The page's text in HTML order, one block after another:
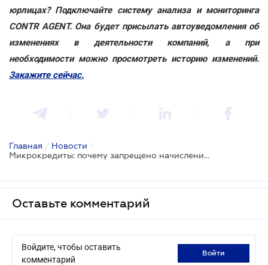
юрлицах? Подключайте систему анализа и мониторинга
CONTR AGENT. Она будет присылать автоуведомления об
изменениях в деятельности компаний, а при
необходимости можно просмотреть историю изменений.
Закажите сейчас.
Главная / Новости /
Микрокредиты: почему запрещено начисление платежей в размере больше двойной суммы кредита
Оставьте комментарий
Войдите, чтобы оставить
комментарий
войти